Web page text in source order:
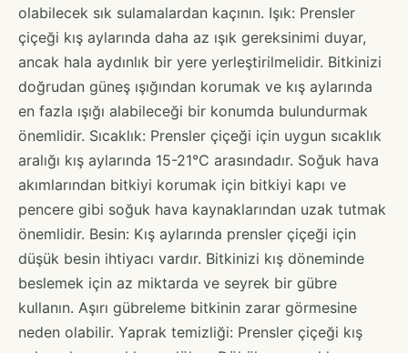
olabilecek sık sulamalardan kaçının. Işık: Prensler
çiçeği kış aylarında daha az ışık gereksinimi duyar,
ancak hala aydınlık bir yere yerleştirilmelidir. Bitkinizi
doğrudan güneş ışığından korumak ve kış aylarında
en fazla ışığı alabileceği bir konumda bulundurmak
önemlidir. Sıcaklık: Prensler çiçeği için uygun sıcaklık
aralığı kış aylarında 15-21°C arasındadır. Soğuk hava
akımlarından bitkiyi korumak için bitkiyi kapı ve
pencere gibi soğuk hava kaynaklarından uzak tutmak
önemlidir. Besin: Kış aylarında prensler çiçeği için
düşük besin ihtiyacı vardır. Bitkinizi kış döneminde
beslemek için az miktarda ve seyrek bir gübre
kullanın. Aşırı gübreleme bitkinin zarar görmesine
neden olabilir. Yaprak temizliği: Prensler çiçeği kış